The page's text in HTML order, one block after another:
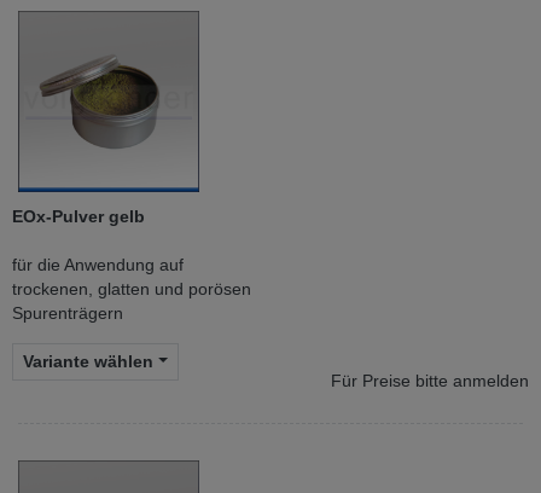
EOx-Pulver gelb
für die Anwendung auf
trockenen, glatten und porösen
Spurenträgern
Variante wählen
Für Preise bitte anmelden